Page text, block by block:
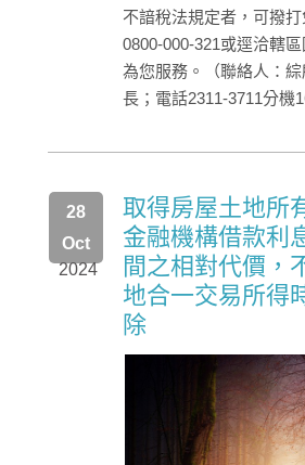
不諳稅法規定者，可撥
0800-000-321或逕洽轄
為您服務。（聯絡人：
長；電話2311-3711分機
2024
28
Oct
取得房屋土地所
金融機構借款利
間之相對代價，
地合一交易所得
除